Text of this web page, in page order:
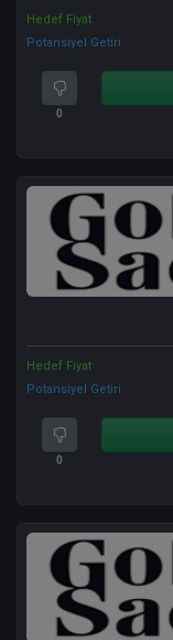
Hedef Fiyat
Potansiyel Getiri
0
Hedef Fiyat
Potansiyel Getiri
0